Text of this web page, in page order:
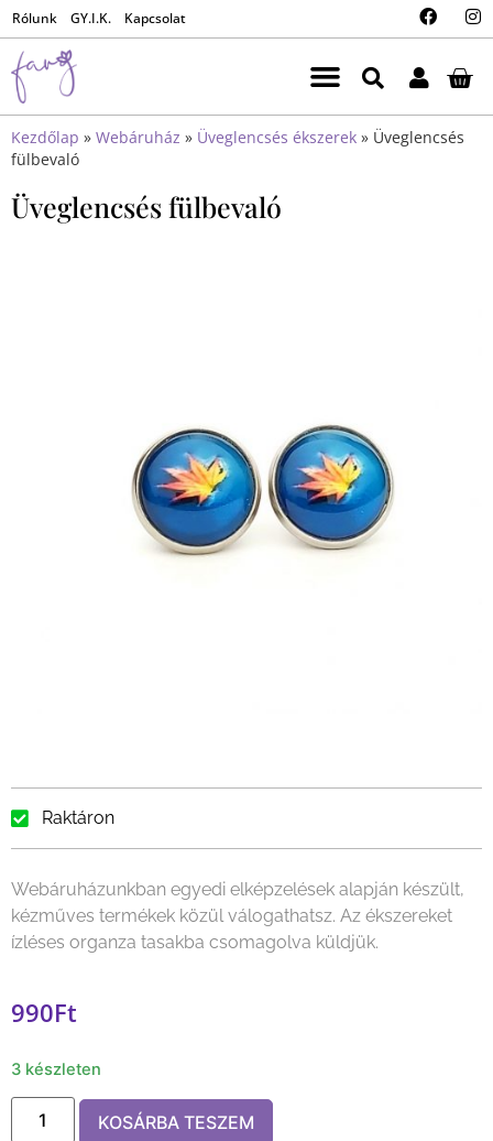
Rólunk GY.I.K. Kapcsolat
Kezdőlap » Webáruház » Üveglencsés ékszerek » Üveglencsés
fülbevaló
Üveglencsés fülbevaló
Raktáron
Webáruházunkban egyedi elképzelések alapján készült,
kézműves termékek közül válogathatsz. Az ékszereket
ízléses organza tasakba csomagolva küldjük.
990Ft
3 készleten
KOSÁRBA TESZEM